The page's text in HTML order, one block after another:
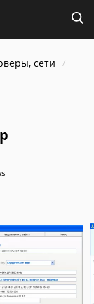
сети